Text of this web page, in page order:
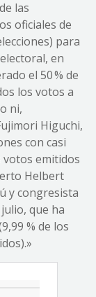
las
oficiales de
para
en
el 50 % de
los votos a
ni,
Higuchi,
con casi
votos emitidos
Helbert
y congresista
que ha
% de los